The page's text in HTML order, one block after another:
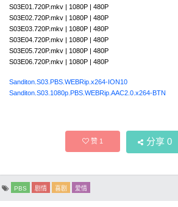
S03E01.720P.mkv | 1080P | 480P
S03E02.720P.mkv | 1080P | 480P
S03E03.720P.mkv | 1080P | 480P
S03E04.720P.mkv | 1080P | 480P
S03E05.720P.mkv | 1080P | 480P
S03E06.720P.mkv | 1080P | 480P
Sanditon.S03.PBS.WEBRip.x264-ION10
Sanditon.S03.1080p.PBS.WEBRip.AAC2.0.x264-BTN
赞1 分享 0
PBS 剧情 喜剧 爱情